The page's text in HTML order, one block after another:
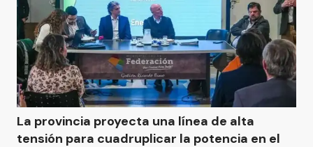
La provincia proyecta una línea de alta
tensión para cuadruplicar la potencia en el